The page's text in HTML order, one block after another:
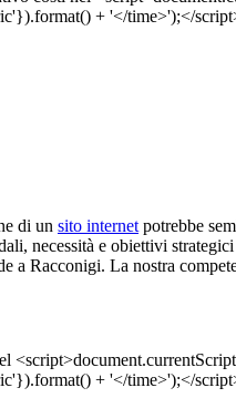
di un sito internet potrebbe
necessità e obiettivi
a Racconigi. La nostra